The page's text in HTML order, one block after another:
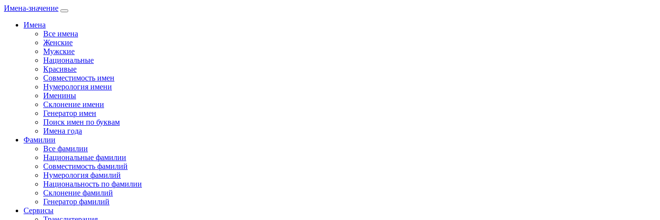
Имена-значение
Имена
Все имена
Женские
Мужские
Национальные
Красивые
Совместимость имен
Нумерология имени
Именины
Склонение имени
Генератор имен
Поиск имен по буквам
Имена года
Фамилии
Все фамилии
Национальные фамилии
Совместимость фамилий
Нумерология фамилий
Национальность по фамилии
Склонение фамилий
Генератор фамилий
Сервисы